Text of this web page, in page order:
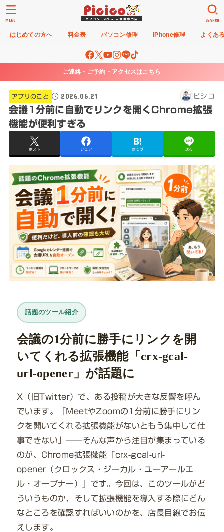
はじめての方へ 料金表 パソコン修理 iPhone修理 よくあ
SEARCH
MENU
ご連絡・ご予約・アクセスはこちら
アプリのこと 2026.06.21 ピシコ
会議1分前に自動でリンクを開くChrome拡張
機能が便利すぎる
ポスト シェア はてブ 送る
話題のツール紹介
会議の1分前に勝手にリンクを開
いてくれる拡張機能「crx-gcal-
url-opener」が話題に
X（旧Twitter）で、ある投稿が大きな反響を呼ん
でいます。「MeetやZoomの1分前に勝手にリン
クを開いてくれる拡張機能がないともう集中して仕
事できない」――そんな声から注目が集まっている
のが、Chrome拡張機能「crx-gcal-url-
opener（クロックス・ジーカル・ユーアールエ
ル・オープナー）」です。今回は、このツールがど
ういうものか、そして拡張機能を導入する際にどん
なところを確認すればいいのかを、店長目線でお伝
えします。